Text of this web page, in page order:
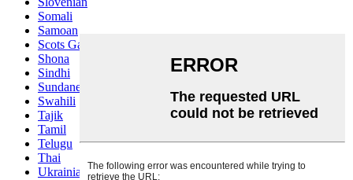
Somali
Samoan
Scots Gaelic
Shona
Sindhi
Sundanese
Swahili
Tajik
Tamil
Telugu
Thai
Ukrainian